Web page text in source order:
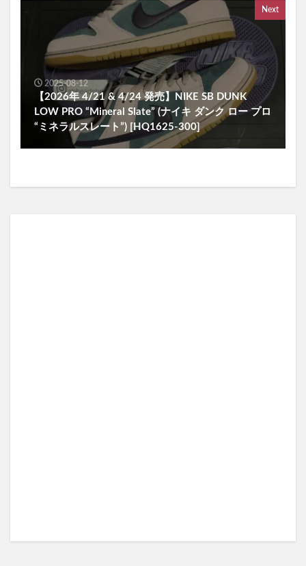
Next
2025-08-12
【2026年 4/21 & 4/24 発売】NIKE SB DUNK
LOW PRO “Mineral Slate” (ナイキ ダンク ロー プロ
“ミネラルスレート”) [HQ1625-300]